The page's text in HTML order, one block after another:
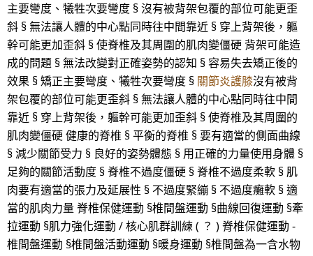
主要彎度、犧牲次要彎度 § 沒有被背架包覆的部位可能更歪
斜 § 無法讓人體的中心點同時往中間靠近 § 穿上背架後，軀
幹可能更加歪斜 § 使脊椎及其周圍的肌肉變僵硬 背架可能造
成的問題 § 無法改變對正確姿勢的認知 § 容易失去矯正後的
效果 § 矯正主要彎度、犧牲次要彎度 § 關節炎護膝沒有被背
架包覆的部位可能更歪斜 § 無法讓人體的中心點同時往中間
靠近 § 穿上背架後，軀幹可能更加歪斜 § 使脊椎及其周圍的
肌肉變僵硬 健康的脊椎 § 平衡的脊椎 § 要有適當的側面曲線
§ 減少關節受力 § 良好的姿勢體態 § 用正確的力量使用身體 §
足夠的關節活動度 § 脊椎不過度僵硬 § 脊椎不過度柔軟 § 肌
肉要有適當的張力及延展性 § 不過度緊繃 § 不過度癱軟 § 適
當的肌肉力量 脊椎保健運動 §椎間盤運動 §曲線回復運動 §牽
拉運動 §肌力強化運動 / 核心肌群訓練 ( ？ ) 脊椎保健運動 -
椎間盤運動 §椎間盤活動運動 §暖身運動 §椎間盤為一含水物